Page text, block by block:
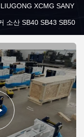
XCMG SANY
소산 SB40 SB43 SB50